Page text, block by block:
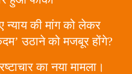
न्याय की मांग को लेकर
उठाने को मजबूर होंगे?
का नया मामला।